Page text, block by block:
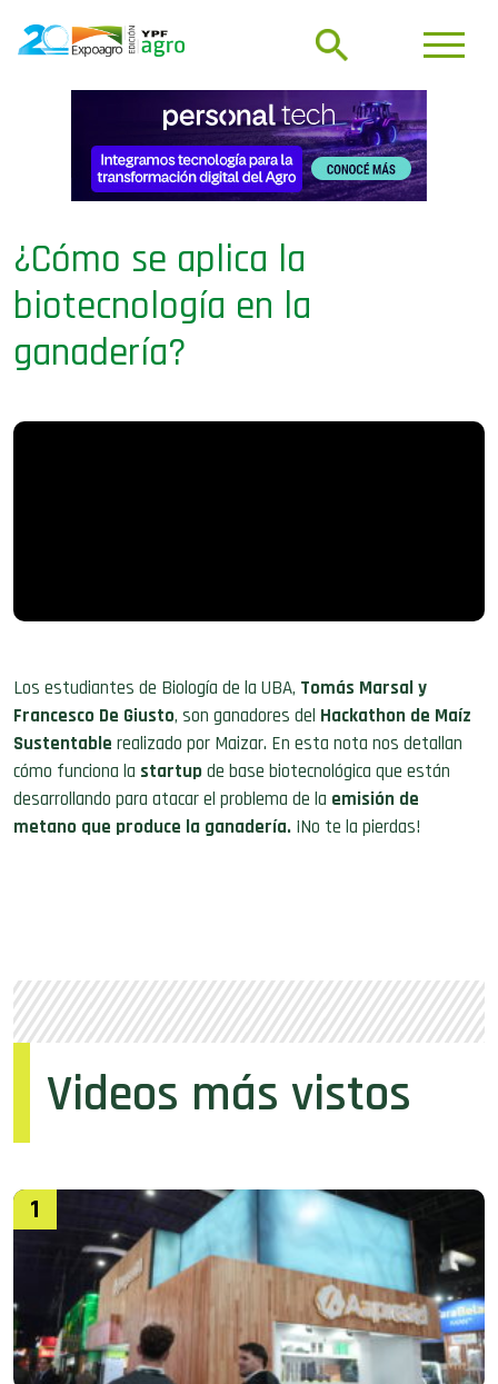
¿Cómo se aplica la
biotecnología en la
ganadería?
Los estudiantes de Biología de la UBA, Tomás Marsal y
Francesco De Giusto, son ganadores del Hackathon de Maíz
Sustentable realizado por Maizar. En esta nota nos detallan
cómo funciona la startupde base biotecnológica que están
desarrollando para atacar el problema de la emisión de
metano que produce la ganadería. ¡No te la pierdas!
Videos más vistos
1